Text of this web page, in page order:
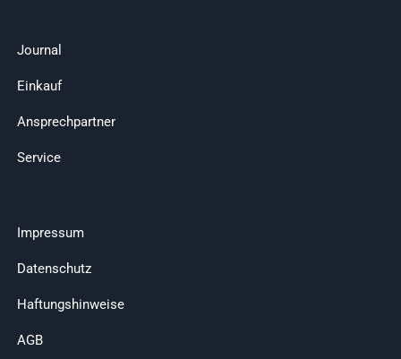
Journal
Einkauf
Ansprechpartner
Service
Impressum
Datenschutz
Haftungshinweise
AGB